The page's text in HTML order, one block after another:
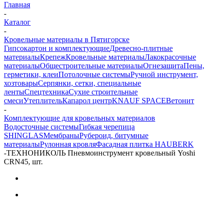
Главная
-
Каталог
-
Кровельные материалы в Пятигорске
Гипсокартон и комплектующиеДревесно-плитные
материалыКрепежКровельные материалыЛакокрасочные
материалыОбщестроительные материалыОгнезащитаПены,
герметики, клеиПотолочные системыРучной инструмент,
хозтоварыСерпянки, сетки, специальные
лентыСпецтехникаСухие строительные
смесиУтеплительКапарол центрKNAUF SPACEВетонит
-
Комплектующие для кровельных материалов
Водосточные системыГибкая черепица
SHINGLASМембраныРубероид, битумные
материалыРулонная кровляФасадная плитка HAUBERK
-ТЕХНОНИКОЛЬ Пневмоинструмент кровельный Yoshi
CRN45, шт.